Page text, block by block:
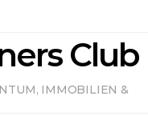
Club
IMMOBILIEN &